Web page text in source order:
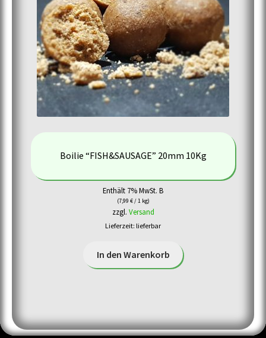
Boilie “FISH&SAUSAGE” 20mm 10Kg
Enthält 7% MwSt. B
(7,99 €/ 1 kg)
zzgl. Versand
Lieferzeit: lieferbar
In den Warenkorb